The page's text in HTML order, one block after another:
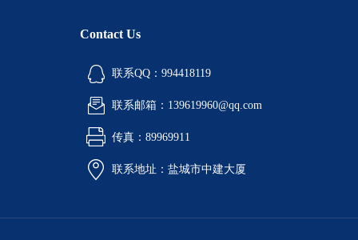
Contact Us
联系QQ：994418119
联系邮箱：139619960@qq.com
传真：89969911
联系地址：盐城市中建大厦